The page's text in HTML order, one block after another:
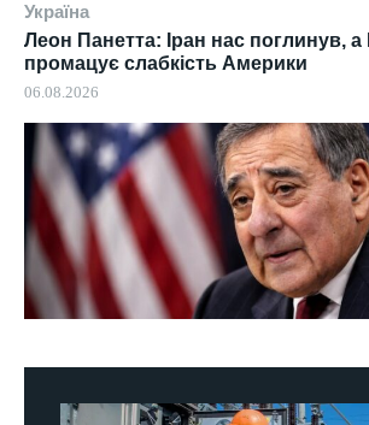
Україна
Леон Панетта: Іран нас поглинув, а
промацує слабкість Америки
06.08.2026